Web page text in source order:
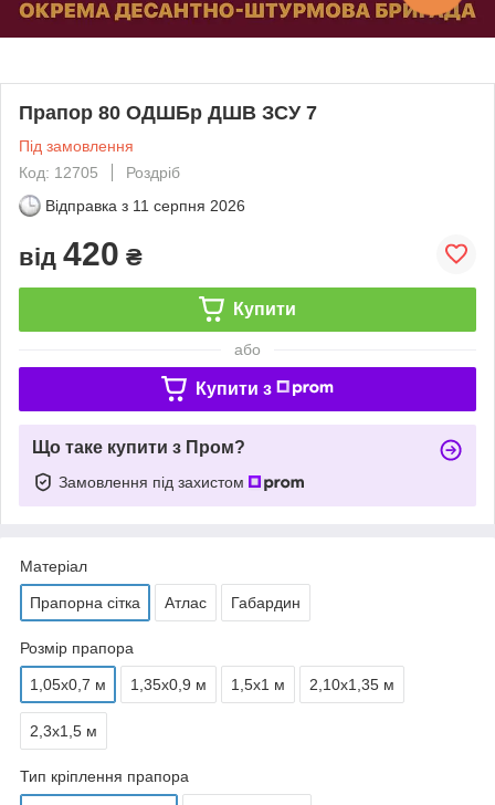
Прапор 80 ОДШБр ДШВ ЗСУ 7
Під замовлення
Код: 12705
Роздріб
Відправка з 11 серпня 2026
від 420 ₴
Купити
або
Купити з
Що таке купити з Пром?
Замовлення під захистом
Матеріал
Прапорна сітка Атлас Габардин
Розмір прапора
1,05х0,7 м 1,35х0,9 м 1,5х1 м 2,10х1,35 м
2,3х1,5 м
Тип кріплення прапора